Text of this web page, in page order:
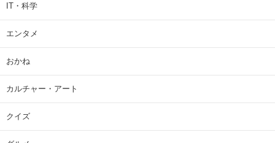
IT・科学
エンタメ
おかね
カルチャー・アート
クイズ